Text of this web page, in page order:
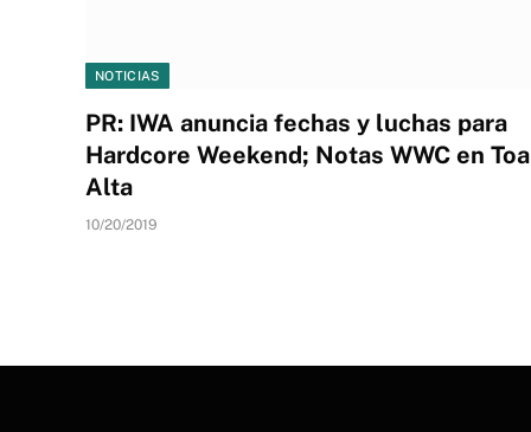
NOTICIAS
PR: IWA anuncia fechas y luchas para
Hardcore Weekend; Notas WWC en Toa
Alta
10/20/2019